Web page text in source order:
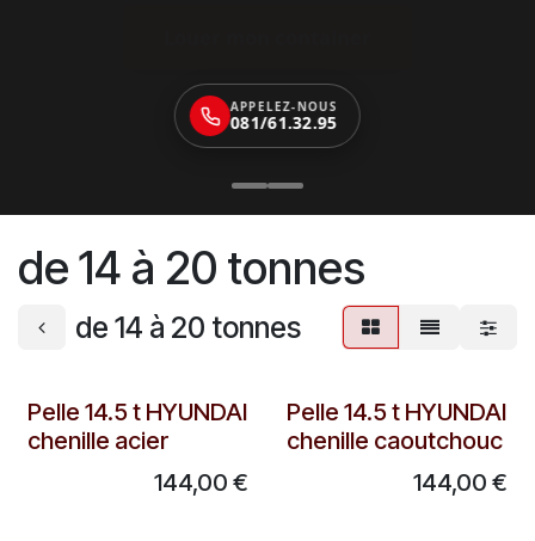
APPELEZ-NOUS
081/61.32.95
de 14 à 20 tonnes
de 14 à 20 tonnes
A partir de
Pelle 14.5 t HYUNDAI
chenille acier
144,00 €
Nouveau !
Pelle 14.5 t HYUNDAI
chenille caoutchouc
144,00 €